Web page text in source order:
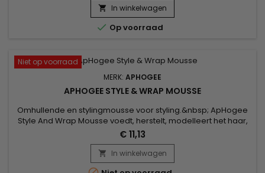
groeien met Karitéboter, Sunflower Seed Oil, Vegetable
Protein en Botanical Oil
 In winkelwagen
 Op voorraad
Niet op voorraad
MERK: APHOGEE
APHOGEE STYLE & WRAP MOUSSE
Omhullende en stylingmousse voor styling.&nbsp; ApHogee
Style And Wrap Mousse voedt, herstelt, modelleert het haar,
definieert krullen en onderhoudt ze zonder ze uit te drogen,
terwijl het beschermt tegen thermische en externe
agressies.&nbsp; ApHogee wikkel- en stylingmousse is ook
geschikt voor haar dat is behandeld met een golf of een
€ 11,13
 In winkelwagen